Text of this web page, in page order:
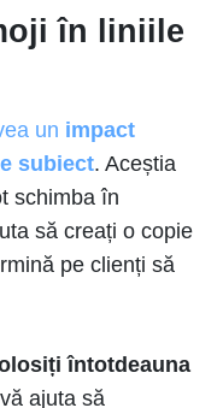
în liniile
un impact
subiect. Aceștia
schimba în
să creați o copie
pe clienți să
întotdeauna
ajuta să